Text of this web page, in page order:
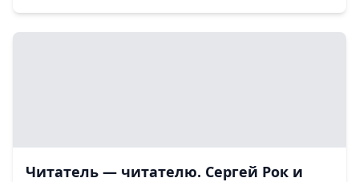
Читатель — читателю. Сергей Рок и